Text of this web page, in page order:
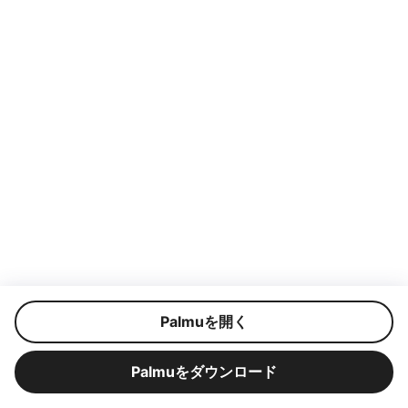
Palmuを開く
Palmuをダウンロード